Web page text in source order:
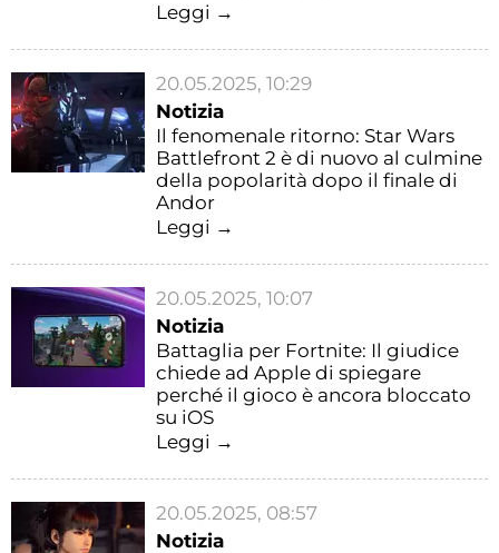
Leggi →
20.05.2025, 10:29
Notizia
Il fenomenale ritorno: Star Wars
Battlefront 2 è di nuovo al culmine
della popolarità dopo il finale di
Andor
Leggi →
20.05.2025, 10:07
Notizia
Battaglia per Fortnite: Il giudice
chiede ad Apple di spiegare
perché il gioco è ancora bloccato
su iOS
Leggi →
20.05.2025, 08:57
Notizia